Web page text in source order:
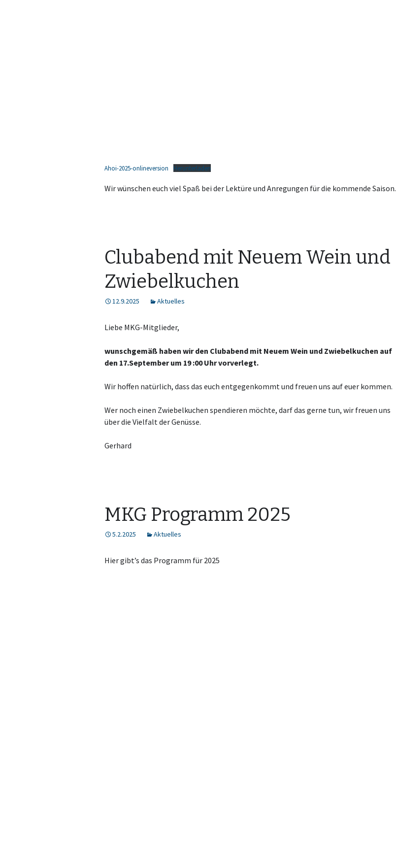
Ahoi-2025-onlineversion Herunterladen
Wir wünschen euch viel Spaß bei der Lektüre und Anregungen für die kommende Saison.
Clubabend mit Neuem Wein und
Zwiebelkuchen
12.9.2025 Aktuelles
Liebe MKG-Mitglieder,
wunschgemäß haben wir den Clubabend mit Neuem Wein und Zwiebelkuchen auf
den 17.September um 19 :00 Uhr vorverlegt.
Wir hoffen natürlich, dass das euch entgegenkommt und freuen uns auf euer kommen.
Wer noch einen Zwiebelkuchen spendieren möchte, darf das gerne tun, wir freuen uns
über die Vielfalt der Genüsse.
Gerhard
MKG Programm 2025
5.2.2025 Aktuelles
Hier gibt’s das Programm für 2025